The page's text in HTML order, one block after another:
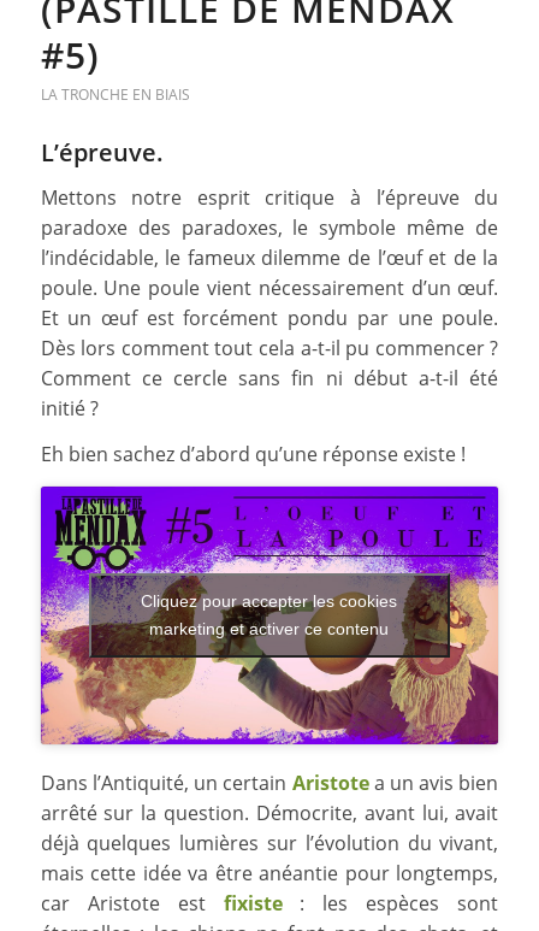
#5)
LA TRONCHE EN BIAIS
L’épreuve.
Mettons notre esprit critique à l’épreuve du
paradoxe des paradoxes, le symbole même de
l’indécidable, le fameux dilemme de l’œuf et de la
poule. Une poule vient nécessairement d’un œuf.
Et un œuf est forcément pondu par une poule.
Dès lors comment tout cela a-t-il pu commencer ?
Comment ce cercle sans fin ni début a-t-il été
initié ?
Eh bien sachez d’abord qu’une réponse existe !
Cliquez pour accepter les cookies
marketing et activer ce contenu
Dans l’Antiquité, un certain Aristotea un avis bien
arrêté sur la question. Démocrite, avant lui, avait
déjà quelques lumières sur l’évolution du vivant,
mais cette idée va être anéantie pour longtemps,
car Aristote est fixiste: les espèces sont